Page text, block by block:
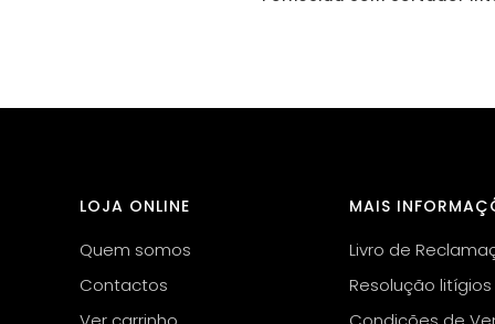
LOJA ONLINE
Quem somos
Contactos
MAIS
Livro de
Resolução litígios